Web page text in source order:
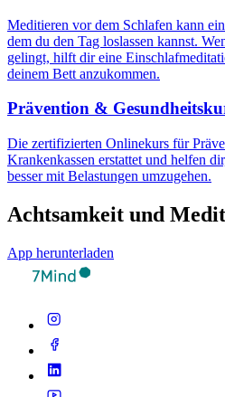
Meditieren vor dem Schlafen kann
dem du den Tag loslassen kannst.
gelingt, hilft dir eine
deinem Bett anzukommen.
Prävention &
Die zertifizierten Onlinekurs für
Krankenkassen erstattet und helfen
besser mit Belastungen umzugehen.
Achtsamkeit und
App herunterladen